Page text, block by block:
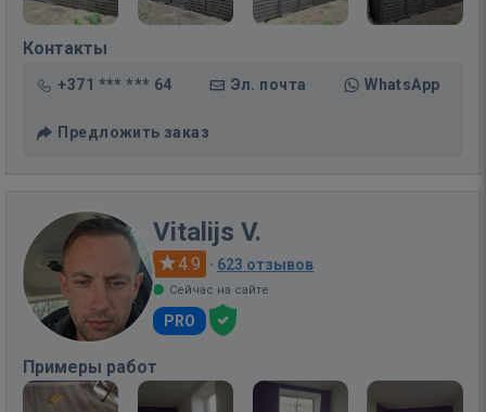
Контакты
+371 *** *** 64 Эл. почта WhatsApp
Предложить заказ
Vitalijs V.
4.9 · 623 отзывов
Сейчас на сайте
PRO
Примеры работ